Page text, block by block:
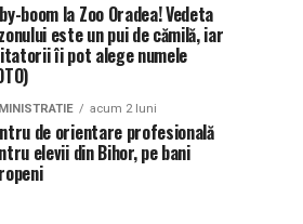
boom la Zoo Oradea! Vedeta
este un pui de cămilă, iar
îi pot alege numele
acum 2 luni
de orientare profesională
elevii din Bihor, pe bani